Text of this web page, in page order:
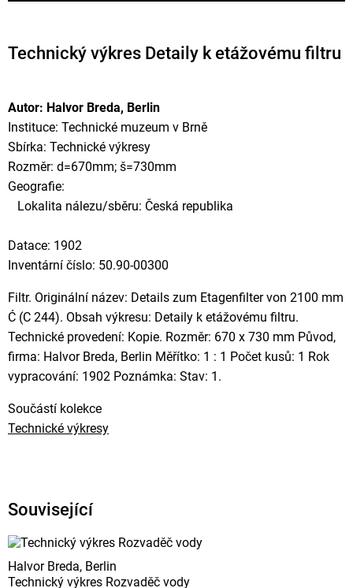
Technický výkres Detaily k etážovému filtru
Autor: Halvor Breda, Berlin
Instituce: Technické muzeum v Brně
Sbírka: Technické výkresy
Rozměr: d=670mm; š=730mm
Geografie:
Lokalita nálezu/sběru: Česká republika
Datace: 1902
Inventární číslo: 50.90-00300
Filtr. Originální název: Details zum Etagenfilter von 2100 mm
Ć (C 244). Obsah výkresu: Detaily k etážovému filtru.
Technické provedení: Kopie. Rozměr: 670 x 730 mm Původ,
firma: Halvor Breda, Berlin Měřítko: 1 : 1 Počet kusů: 1 Rok
vypracování: 1902 Poznámka: Stav: 1.
Součástí kolekce
Technické výkresy
Související
Halvor Breda, Berlin
Technický výkres Rozvaděč vody